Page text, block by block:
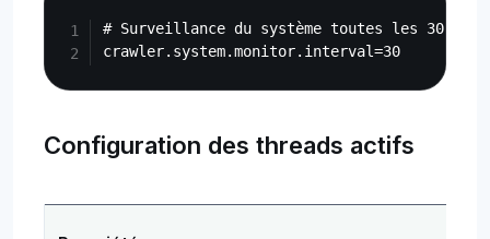
# Surveillance du système toutes les 30
Configuration des threads actifs